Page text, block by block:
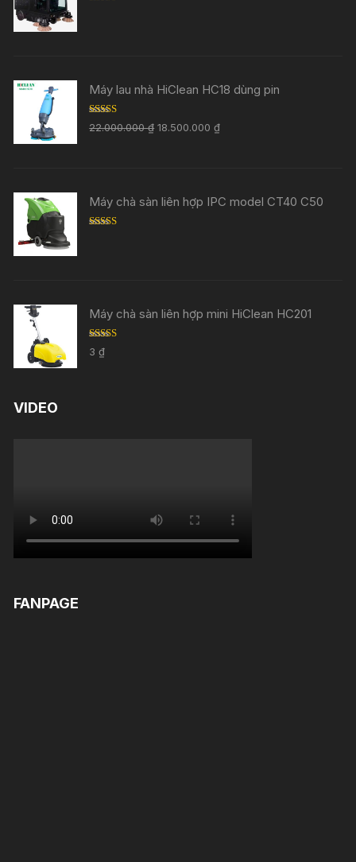
Máy lau nhà HiClean HC18 dùng pin
Rated5.00
out of 5
22.000.000₫ 18.500.000₫
Máy chà sàn liên hợp IPC model CT40 C50
Máy chà sàn liên hợp mini HiClean HC201
Rated
out of 5
3₫
VIDEO
FANPAGE